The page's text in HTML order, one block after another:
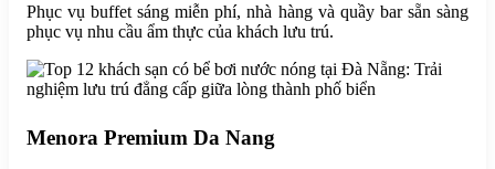
Phục vụ buffet sáng miễn phí, nhà hàng và quầy bar sẵn sàng
phục vụ nhu cầu ẩm thực của khách lưu trú.
Menora Premium Da Nang